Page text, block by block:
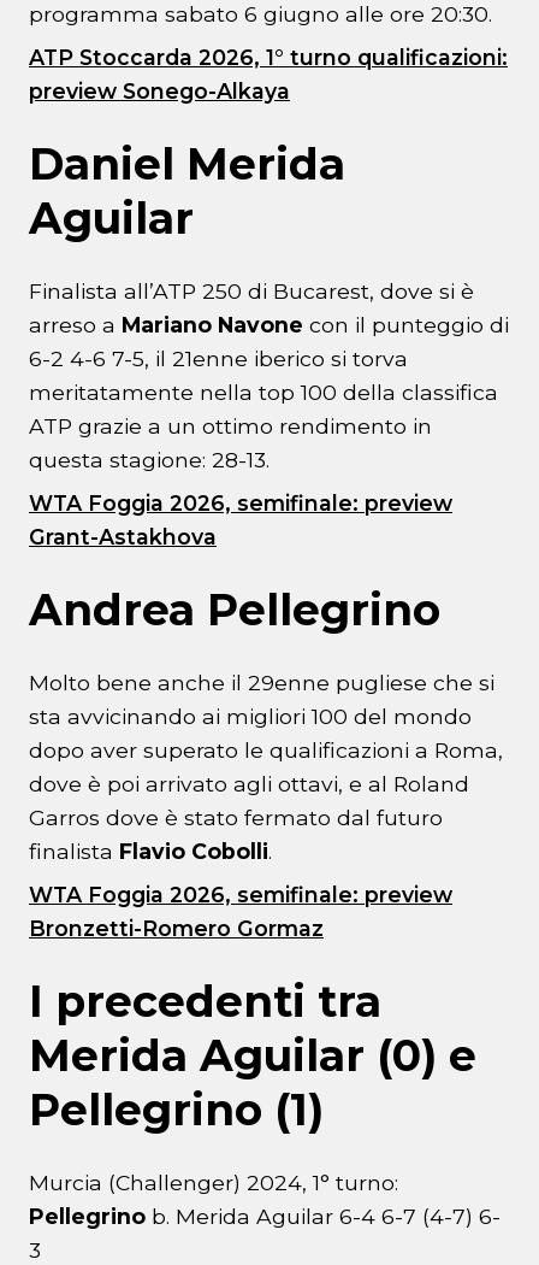
programma sabato 6 giugno alle ore 20:30.
ATP Stoccarda 2026, 1° turno qualificazioni:
preview Sonego-Alkaya
Daniel Merida
Aguilar
Finalista all’ATP 250 di Bucarest, dove si è
arreso a Mariano Navone con il punteggio di
6-2 4-6 7-5, il 21enne iberico si torva
meritatamente nella top 100 della classifica
ATP grazie a un ottimo rendimento in
questa stagione: 28-13.
WTA Foggia 2026, semifinale: preview
Grant-Astakhova
Andrea Pellegrino
Molto bene anche il 29enne pugliese che si
sta avvicinando ai migliori 100 del mondo
dopo aver superato le qualificazioni a Roma,
dove è poi arrivato agli ottavi, e al Roland
Garros dove è stato fermato dal futuro
finalista Flavio Cobolli.
WTA Foggia 2026, semifinale: preview
Bronzetti-Romero Gormaz
I precedenti tra
Merida Aguilar (0) e
Pellegrino (1)
Murcia (Challenger) 2024, 1° turno:
Pellegrino b. Merida Aguilar 6-4 6-7 (4-7) 6-
3